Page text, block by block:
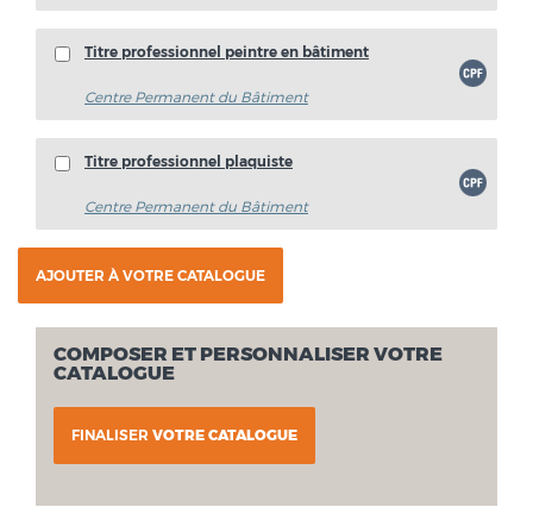
Titre professionnel peintre en bâtiment
Centre Permanent du Bâtiment
Titre professionnel plaquiste
Centre Permanent du Bâtiment
COMPOSER ET PERSONNALISER VOTRE
CATALOGUE
FINALISER VOTRE CATALOGUE